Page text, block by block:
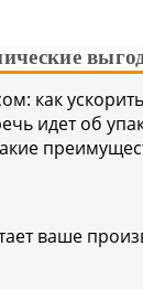
как
идет об
ваше